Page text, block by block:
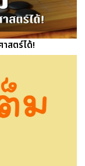
สตร์ได้!